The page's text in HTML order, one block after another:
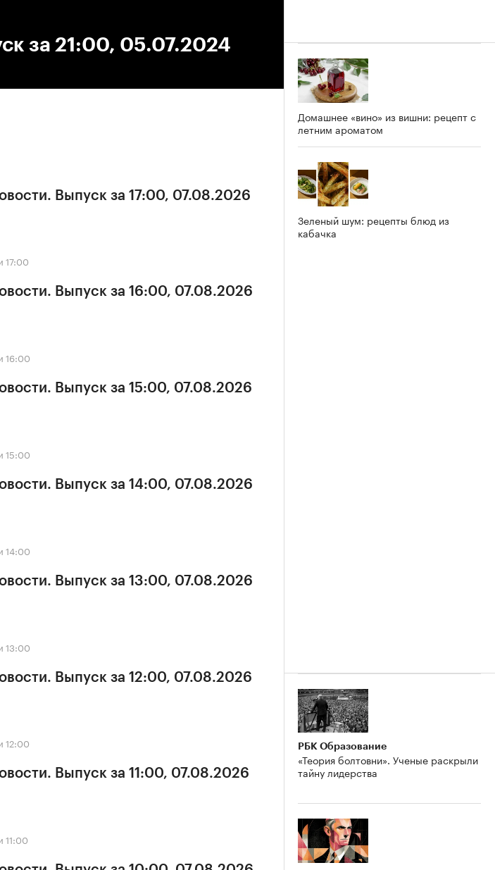
за 21:00, 05.07.2024
Выпуск за 17:00, 07.08.2026
17:00
Выпуск за 16:00, 07.08.2026
16:00
Выпуск за 15:00, 07.08.2026
15:00
Выпуск за 14:00, 07.08.2026
14:00
Выпуск за 13:00, 07.08.2026
13:00
Выпуск за 12:00, 07.08.2026
12:00
Выпуск за 11:00, 07.08.2026
11:00
Домашнее «вино» из вишни: рецепт с
летним ароматом
Зеленый шум: рецепты блюд из
кабачка
РБК Образование
«Теория болтовни». Ученые раскрыли
тайну лидерства